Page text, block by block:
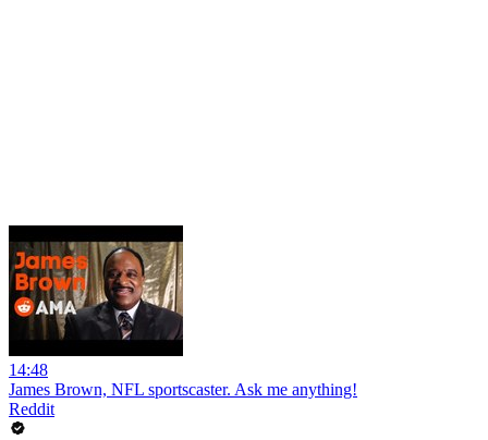
14:48
James Brown, NFL sportscaster. Ask me anything!
Reddit